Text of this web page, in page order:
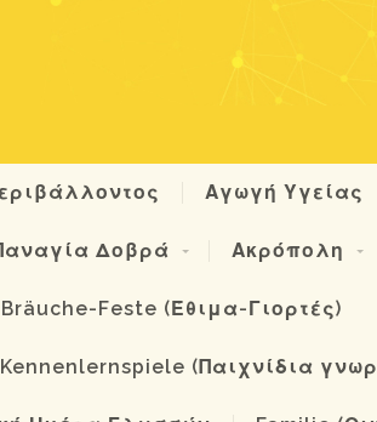
Αγωγή Υγείας
Δοβρά Ακρόπολη
Bräuche-Feste (Έθιμα-Γιορτές)
Kennenlernspiele (Παιχνίδια